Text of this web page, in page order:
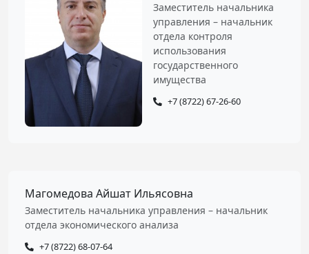
Заместитель начальника
управления – начальник
отдела контроля
использования
государственного
имущества
+7 (8722) 67-26-60
Магомедова Айшат Ильясовна
Заместитель начальника управления – начальник
отдела экономического анализа
+7 (8722) 68-07-64